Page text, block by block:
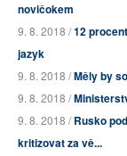
novičokem
9. 8. 2018 /12
jazyk
9. 8. 2018 /Měly by
9. 8. 2018 /
9. 8. 2018 /Rusko
kritizovat za vě...